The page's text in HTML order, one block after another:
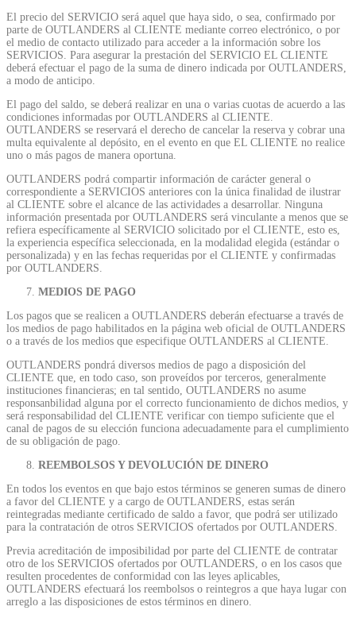
El precio del SERVICIO será aquel que haya sido, o sea, confirmado por
parte de OUTLANDERS al CLIENTE mediante correo electrónico, o por
el medio de contacto utilizado para acceder a la información sobre los
SERVICIOS. Para asegurar la prestación del SERVICIO EL CLIENTE
deberá efectuar el pago de la suma de dinero indicada por OUTLANDERS,
a modo de anticipo.
El pago del saldo, se deberá realizar en una o varias cuotas de acuerdo a las
condiciones informadas por OUTLANDERS al CLIENTE.
OUTLANDERS se reservará el derecho de cancelar la reserva y cobrar una
multa equivalente al depósito, en el evento en que EL CLIENTE no realice
uno o más pagos de manera oportuna.
OUTLANDERS podrá compartir información de carácter general o
correspondiente a SERVICIOS anteriores con la única finalidad de ilustrar
al CLIENTE sobre el alcance de las actividades a desarrollar. Ninguna
información presentada por OUTLANDERS será vinculante a menos que se
refiera específicamente al SERVICIO solicitado por el CLIENTE, esto es,
la experiencia específica seleccionada, en la modalidad elegida (estándar o
personalizada) y en las fechas requeridas por el CLIENTE y confirmadas
por OUTLANDERS.
MEDIOS DE PAGO
Los pagos que se realicen a OUTLANDERS deberán efectuarse a través de
los medios de pago habilitados en la página web oficial de OUTLANDERS
o a través de los medios que especifique OUTLANDERS al CLIENTE.
OUTLANDERS pondrá diversos medios de pago a disposición del
CLIENTE que, en todo caso, son proveídos por terceros, generalmente
instituciones financieras; en tal sentido, OUTLANDERS no asume
responsanbilidad alguna por el correcto funcionamiento de dichos medios, y
será responsabilidad del CLIENTE verificar con tiempo suficiente que el
canal de pagos de su elección funciona adecuadamente para el cumplimiento
de su obligación de pago.
REEMBOLSOS Y DEVOLUCIÓN DE DINERO
En todos los eventos en que bajo estos términos se generen sumas de dinero
a favor del CLIENTE y a cargo de OUTLANDERS, estas serán
reintegradas mediante certificado de saldo a favor, que podrá ser utilizado
para la contratación de otros SERVICIOS ofertados por OUTLANDERS.
Previa acreditación de imposibilidad por parte del CLIENTE de contratar
otro de los SERVICIOS ofertados por OUTLANDERS, o en los casos que
resulten procedentes de conformidad con las leyes aplicables,
OUTLANDERS efectuará los reembolsos o reintegros a que haya lugar con
arreglo a las disposiciones de estos términos en dinero.